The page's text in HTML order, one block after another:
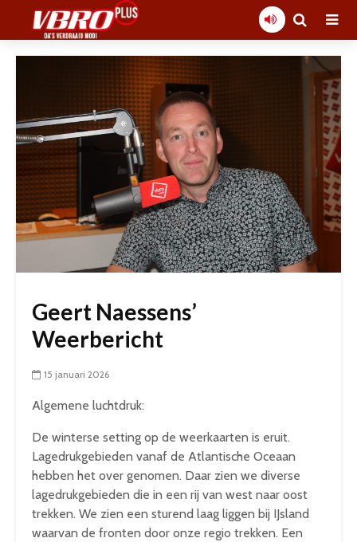
Geert Naessens’
Weerbericht
15 januari 2026
Algemene luchtdruk:
De winterse setting op de weerkaarten is eruit.
Lagedrukgebieden vanaf de Atlantische Oceaan
hebben het over genomen. Daar zien we diverse
lagedrukgebieden die in een rij van west naar oost
trekken. We zien een sturend laag liggen bij IJsland
waarvan de fronten door onze regio trekken. Een